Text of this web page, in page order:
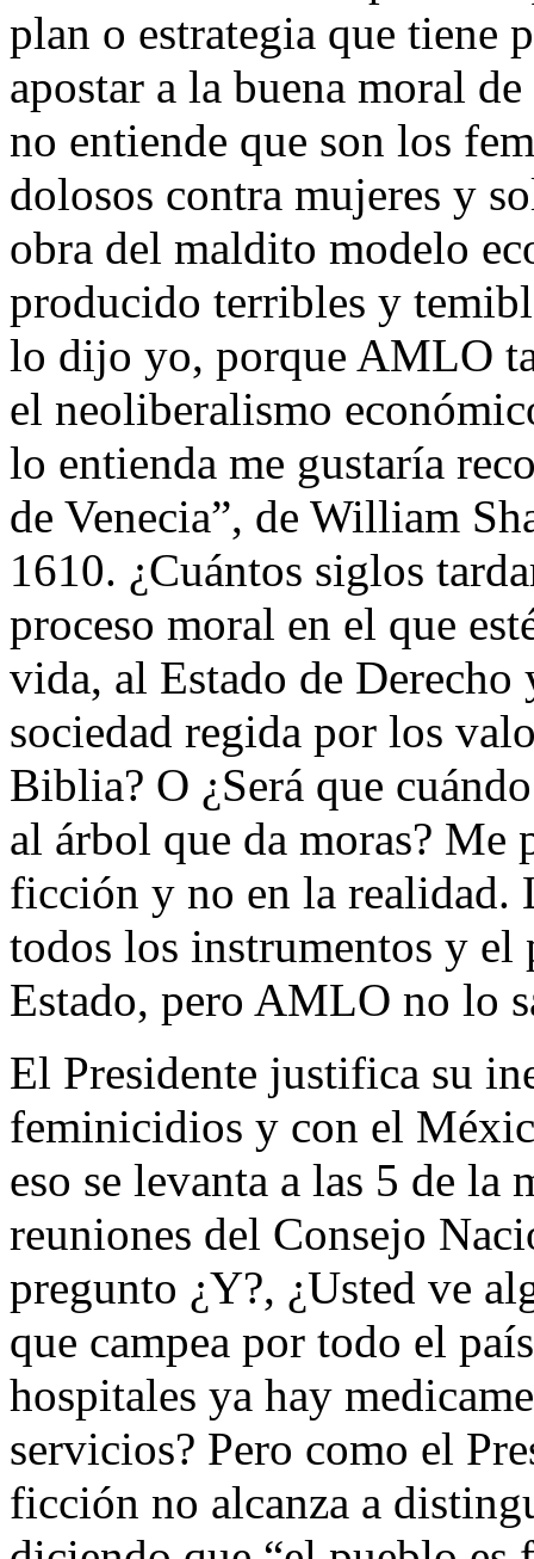
plan o estrategia que tiene
apostar a la buena moral
no entiende que son los
dolosos contra mujeres y
obra del maldito modelo
producido terribles y
lo dijo yo, porque AMLO
el neoliberalismo
lo entienda me gustaría
de Venecia”, de William
1610. ¿Cuántos siglos
proceso moral en el que
vida, al Estado de Derecho
sociedad regida por los
Biblia? O ¿Será que
al árbol que da moras?
ficción y no en la realidad.
todos los instrumentos y el
Estado, pero AMLO no lo
El Presidente justifica su
feminicidios y con el
eso se levanta a las 5 de la
reuniones del Consejo
pregunto ¿Y?, ¿Usted ve
que campea por todo el
hospitales ya hay
servicios? Pero como el
ficción no alcanza a